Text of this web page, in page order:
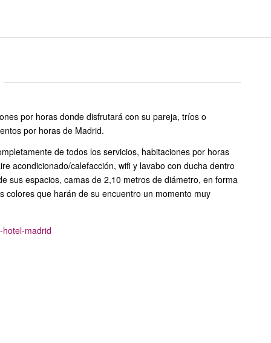
por horas donde disfrutará con su pareja, tríos o
por horas de Madrid.
de todos los servicios, habitaciones por horas
acondicionado/calefacción, wifi y lavabo con ducha dentro
sus espacios, camas de 2,10 metros de diámetro, en forma
que harán de su encuentro un momento muy
hotel-madrid